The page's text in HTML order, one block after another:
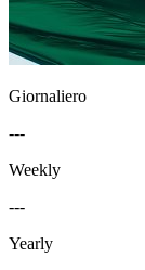
Giornaliero
---
Weekly
---
Yearly